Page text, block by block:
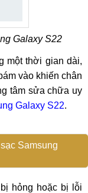
Galaxy S22
một thời gian dài,
vào khiến chân
tâm sửa chữa uy
Galaxy S22.
Samsung
hỏng hoặc bị lỗi